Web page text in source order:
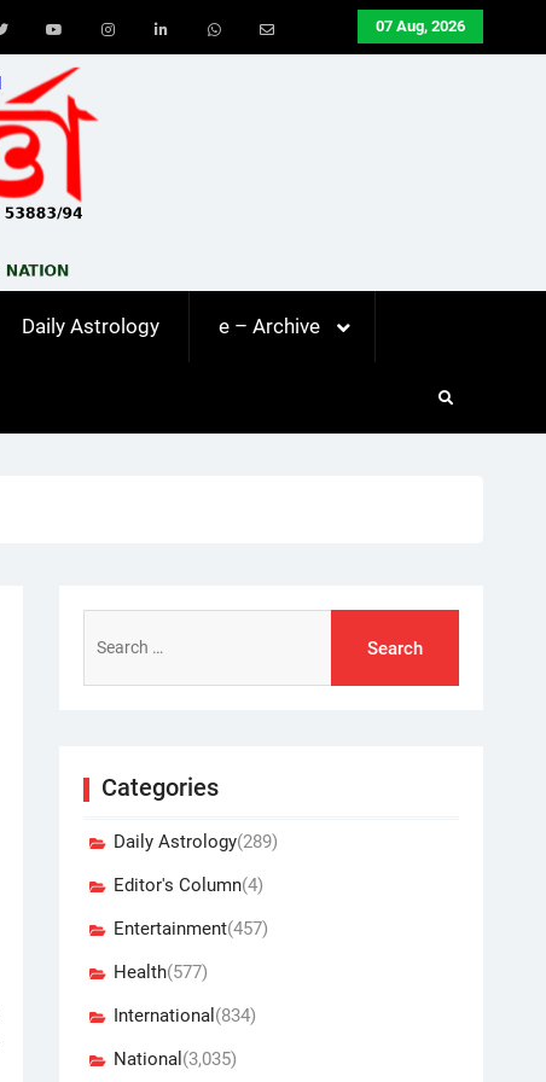
07 Aug, 2026
Youtube
Daily Astrology e – Archive
for:
Categories
Daily Astrology(289)
Editor's Column(4)
Entertainment(457)
Health(577)
International (834)
National (3,035)